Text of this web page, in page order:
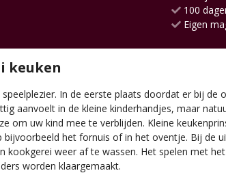
100
Eigen
keuken
In de eerste plaats doordat er bij
aanvoelt in de kleine kinderhandjes, maar
om uw kind mee te verblijden. Kleine
het fornuis of in het oventje. Bij
kookgerei weer af te wassen. Het spelen met
worden klaargemaakt.